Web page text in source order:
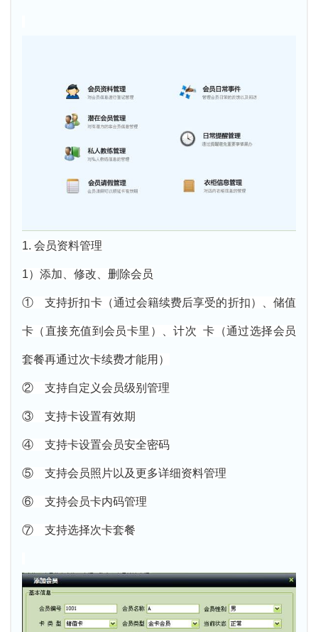
1. 会员资料管理
1）添加、修改、删除会员
① 支持折扣卡（通过会籍续费后享受的折扣）、储值
卡（直接充值到会员卡里）、计次 卡（通过选择会员
套餐再通过次卡续费才能用）
② 支持自定义会员级别管理
③ 支持卡设置有效期
④ 支持卡设置会员安全密码
⑤ 支持会员照片以及更多详细资料管理
⑥ 支持会员卡内码管理
⑦ 支持选择次卡套餐